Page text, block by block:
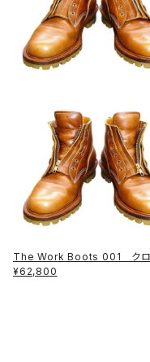
The Work Boots 001 クロム
¥62,800